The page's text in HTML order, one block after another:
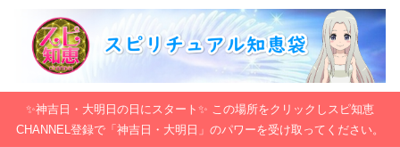
✨神吉日・大明日の日にスタート✨ この場所をクリックしスピ知恵
CHANNEL登録で「神吉日・大明日」のパワーを受け取ってください。